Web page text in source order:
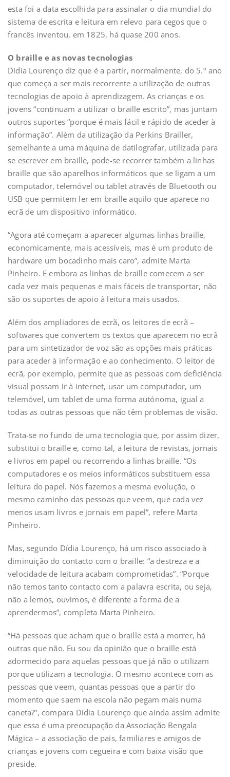
esta foi a data escolhida para assinalar o dia mundial do
sistema de escrita e leitura em relevo para cegos que o
francês inventou, em 1825, há quase 200 anos.
O braille e as novas tecnologias
Dídia Lourenço diz que é a partir, normalmente, do 5.º ano
que começa a ser mais recorrente a utilização de outras
tecnologias de apoio à aprendizagem. As crianças e os
jovens “continuam a utilizar o braille escrito”, mas juntam
outros suportes “porque é mais fácil e rápido de aceder à
informação”. Além da utilização da Perkins Brailler,
semelhante a uma máquina de datilografar, utilizada para
se escrever em braille, pode-se recorrer também a linhas
braille que são aparelhos informáticos que se ligam a um
computador, telemóvel ou tablet através de Bluetooth ou
USB que permitem ler em braille aquilo que aparece no
ecrã de um dispositivo informático.
“Agora até começam a aparecer algumas linhas braille,
economicamente, mais acessíveis, mas é um produto de
hardware um bocadinho mais caro”, admite Marta
Pinheiro. E embora as linhas de braille comecem a ser
cada vez mais pequenas e mais fáceis de transportar, não
são os suportes de apoio à leitura mais usados.
Além dos ampliadores de ecrã, os leitores de ecrã –
softwares que convertem os textos que aparecem no ecrã
para um sintetizador de voz são as opções mais práticas
para aceder à informação e ao conhecimento. O leitor de
ecrã, por exemplo, permite que as pessoas com deficiência
visual possam ir à internet, usar um computador, um
telemóvel, um tablet de uma forma autónoma, igual a
todas as outras pessoas que não têm problemas de visão.
Trata-se no fundo de uma tecnologia que, por assim dizer,
substitui o braille e, como tal, a leitura de revistas, jornais
e livros em papel ou recorrendo a linhas braille. “Os
computadores e os meios informáticos substituem essa
leitura do papel. Nós fazemos a mesma evolução, o
mesmo caminho das pessoas que veem, que cada vez
menos usam livros e jornais em papel”, refere Marta
Pinheiro.
Mas, segundo Dídia Lourenço, há um risco associado à
diminuição do contacto com o braille: “a destreza e a
velocidade de leitura acabam comprometidas”. “Porque
não temos tanto contacto com a palavra escrita, ou seja,
não a lemos, ouvimos, é diferente a forma de a
aprendermos”, completa Marta Pinheiro.
“Há pessoas que acham que o braille está a morrer, há
outras que não. Eu sou da opinião que o braille está
adormecido para aquelas pessoas que já não o utilizam
porque utilizam a tecnologia. O mesmo acontece com as
pessoas que veem, quantas pessoas que a partir do
momento que saem na escola não pegam mais numa
caneta?”, compara Dídia Lourenço que ainda assim admite
que essa é uma preocupação da Associação Bengala
Mágica – a associação de pais, familiares e amigos de
crianças e jovens com cegueira e com baixa visão que
preside.